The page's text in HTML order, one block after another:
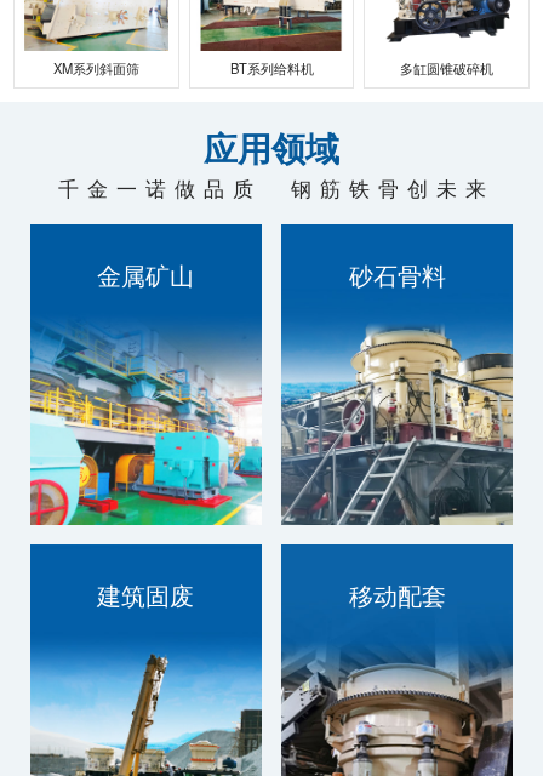
XM系列斜面筛 BT系列给料机 多缸圆锥破碎机
应用领域
千金一诺做品质 钢筋铁骨创未来
金属矿山 砂石骨料
技术过硬，质量为本
建筑固废
技术过硬，质量为本
移动配套
技术过硬，质量为本